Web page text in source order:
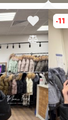
-